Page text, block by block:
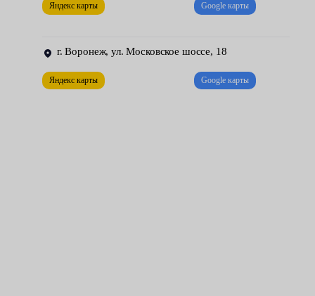
цены на все виды предоставляемых услуг.
Яндекс карты Google карты
г. Воронеж, ул. Московское шоссе, 18
Яндекс карты Google карты